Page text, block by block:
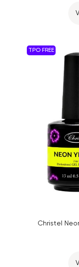
TPO FREE
Christel